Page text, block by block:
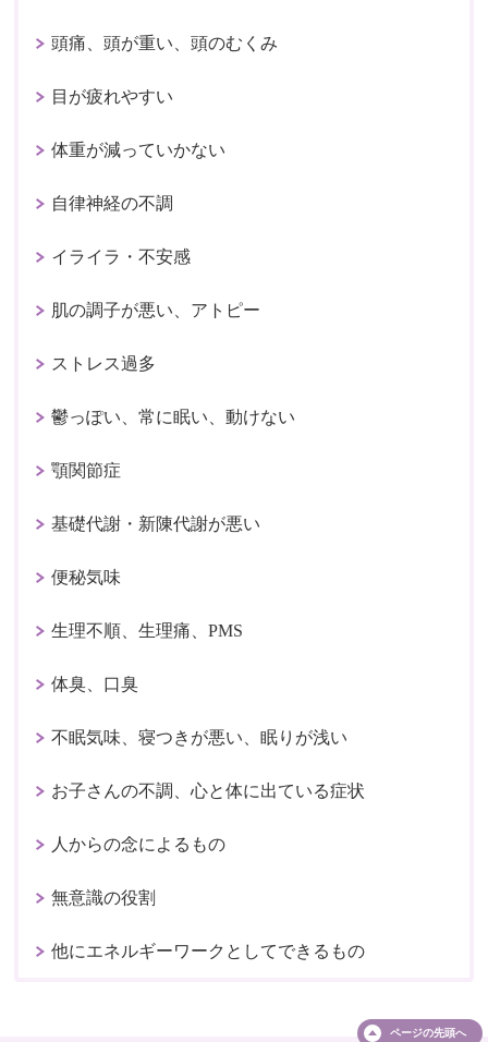
頭痛、頭が重い、頭のむくみ
目が疲れやすい
体重が減っていかない
自律神経の不調
イライラ・不安感
肌の調子が悪い、アトピー
ストレス過多
鬱っぽい、常に眠い、動けない
顎関節症
基礎代謝・新陳代謝が悪い
便秘気味
生理不順、生理痛、PMS
体臭、口臭
不眠気味、寝つきが悪い、眠りが浅い
お子さんの不調、心と体に出ている症状
人からの念によるもの
無意識の役割
他にエネルギーワークとしてできるもの
ページの先頭へ